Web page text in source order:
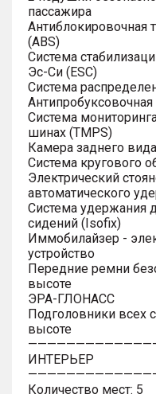
пассажира
Антиблокировочная
(ABS)
Система
Эс-Си (ESC)
Система
Система
шинах (TMPS)
Камера заднего вида
Система кругового
Электрический
автоматического
Система удержания
сидений (Isofix)
Иммобилайзер -
устройство
Передние ремни
высоте
ЭРА-ГЛОНАСС
Подголовники всех
высоте
ИНТЕРЬЕР
Количество мест: 5